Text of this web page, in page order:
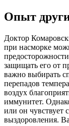
Опыт
Доктор
при насморке
защищать его от
важно выбирать
перепадов
воздух
иммунитет.
или он чувствует
выздоровления.